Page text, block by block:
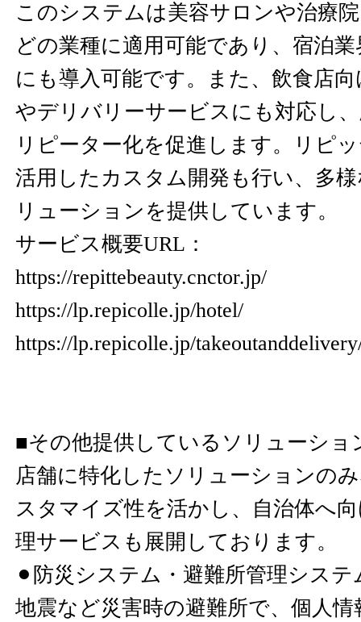
このシステムは美容サロンや治療
どの業種に適用可能であり、宿泊
にも導入可能です。また、飲食店
やデリバリーサービスにも対応し
リピーター化を促進します。リピ
活用したカスタム開発も行い、多
リューションを提供しています。
サービス概要URL：
https://repittebeauty.cnctor.jp/
https://lp.repicolle.jp/hotel/
https://lp.repicolle.jp/
■その他提供しているソリューショ
店舗に特化したソリューションの
スタマイズ性を活かし、自治体へ
理サービスも展開しております。
⚫︎防災システム・避難所管理システ
地震など災害時の避難所で、個人